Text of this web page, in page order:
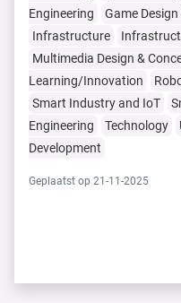
Engineering
Game
Infrastructure
Multimedia Design &
Learning/Innovation
Smart Industry and IoT
Engineering
Technology
Development
Geplaatst op 21-11-2025